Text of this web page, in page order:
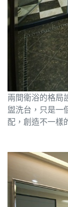
兩間衛浴的格局
盥洗台，只是一
配，創造不一樣